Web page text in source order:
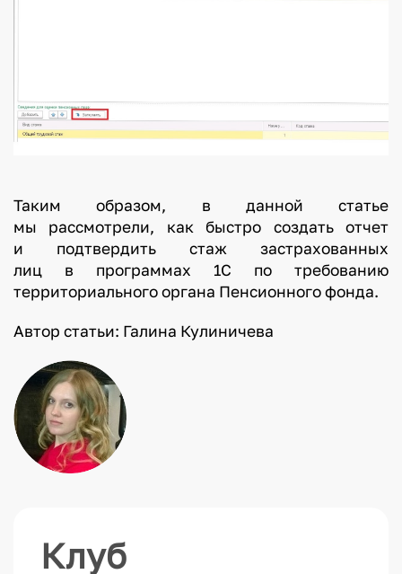
Таким образом, в данной статье
мы рассмотрели, как быстро создать отчет
и подтвердить стаж застрахованных
лиц в программах 1С по требованию
территориального органа Пенсионного фонда.
Автор статьи: Галина Кулиничева
Клуб